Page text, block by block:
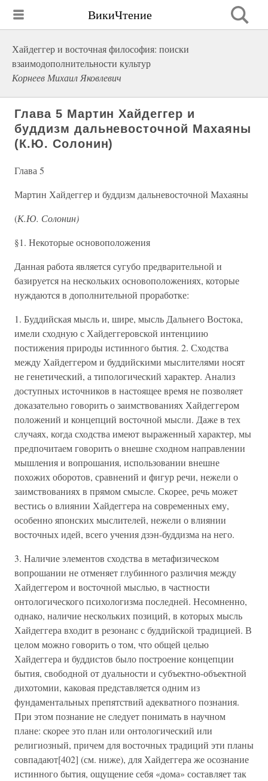
ВикиЧтение
Хайдеггер и восточная философия: поиски
взаимодополнительности культур
Корнеев Михаил Яковлевич
Глава 5 Мартин Хайдеггер и
буддизм дальневосточной Махаяны
(К.Ю. Солонин)
Глава 5
Мартин Хайдеггер и буддизм дальневосточной Махаяны
(К.Ю. Солонин)
§1. Некоторые основоположения
Данная работа является сугубо предварительной и
базируется на нескольких основоположениях, которые
нуждаются в дополнительной проработке:
1. Буддийская мысль и, шире, мысль Дальнего Востока,
имели сходную с Хайдеггеровской интенциию
постижения природы истинного бытия. 2. Сходства
между Хайдеггером и буддийскими мыслителями носят
не генетический, а типологический характер. Анализ
доступных источников в настоящее время не позволяет
доказательно говорить о заимствованиях Хайдеггером
положений и концепций восточной мысли. Даже в тех
случаях, когда сходства имеют выраженный характер, мы
предпочитаем говорить о внешне сходном направлении
мышления и вопрошания, использовании внешне
похожих оборотов, сравнений и фигур речи, нежели о
заимствованиях в прямом смысле. Скорее, речь может
вестись о влиянии Хайдеггера на современных ему,
особенно японских мыслителей, нежели о влиянии
восточных идей, всего учения дзэн-буддизма на него.
3. Наличие элементов сходства в метафизическом
вопрошании не отменяет глубинного различия между
Хайдеггером и восточной мыслью, в частности
онтологического психологизма последней. Несомненно,
однако, наличие нескольких позиций, в которых мысль
Хайдеггера входит в резонанс с буддийской традицией. В
целом можно говорить о том, что общей целью
Хайдеггера и буддистов было построение концепции
бытия, свободной от дуальности и субъектно-объектной
дихотомии, каковая представляется одним из
фундаментальных препятствий адекватного познания.
При этом познание не следует понимать в научном
плане: скорее это план или онтологический или
религиозный, причем для восточных традиций эти планы
совпадают[402] (см. ниже), для Хайдеггера же осознание
истинного бытия, ощущение себя «дома» составляет так